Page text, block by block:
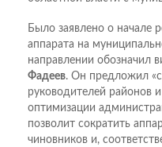
Было заявлено о начале
аппарата на
направлении обозначил
Фадеев. Он предложил
руководителей районов
оптимизации
позволит сократить
чиновников и,